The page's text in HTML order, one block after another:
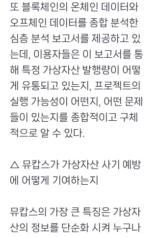
또 블록체인의 온체인 데이터와
오프체인 데이터를 종합 분석한
심층 분석 보고서를 제공하고 있
는데, 이용자들은 이 보고서를 통
해 특정 가상자산 발행량이 어떻
게 유통되고 있는지, 프로젝트의
실행 가능성이 어떤지, 어떤 문제
들이 있는지를 종합적이고 구체
적으로 알 수 있다.
△ 뮤캅스가 가상자산 사기 예방
에 어떻게 기여하는지
뮤캅스의 가장 큰 특징은 가상자
산의 정보를 단순화 시켜 누구나